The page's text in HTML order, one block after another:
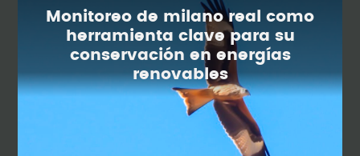
Monitoreo de milano real como
herramienta clave para su
conservación en energías
renovables